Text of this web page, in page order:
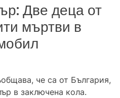
Две деца от
мъртви в
че са от България,
в заключена кола.